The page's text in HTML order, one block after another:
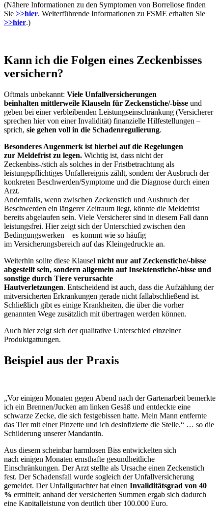
(Nähere Informationen zu den Symptomen von Borreliose finden
Sie >>hier. Weiterführende Informationen zu FSME erhalten Sie
>>hier.)
Kann ich die Folgen eines Zeckenbisses
versichern?
Oftmals unbekannt: Viele Unfallversicherungen
beinhalten mittlerweile Klauseln für Zeckenstiche/-bisse und
geben bei einer verbleibenden Leistungseinschränkung (Versicherer
sprechen hier von einer Invalidität) finanzielle Hilfestellungen –
sprich, sie gehen voll in die Schadenregulierung.
Besonderes Augenmerk ist hierbei auf die Regelungen
zur Meldefrist zu legen. Wichtig ist, dass nicht der
Zeckenbiss-/stich als solches in der Fristbetrachtung als
leistungspflichtiges Unfallereignis zählt, sondern der Ausbruch der
konkreten Beschwerden/Symptome und die Diagnose durch einen
Arzt.
Andernfalls, wenn zwischen Zeckenstich und Ausbruch der
Beschwerden ein längerer Zeitraum liegt, könnte die Meldefrist
bereits abgelaufen sein. Viele Versicherer sind in diesem Fall dann
leistungsfrei. Hier zeigt sich der Unterschied zwischen den
Bedingungswerken – es kommt wie so häufig
im Versicherungsbereich auf das Kleingedruckte an.
Weiterhin sollte diese Klausel nicht nur auf Zeckenstiche/-bisse
abgestellt sein, sondern allgemein auf Insektenstiche/-bisse und
sonstige durch Tiere verursachte
Hautverletzungen. Entscheidend ist auch, dass die Aufzählung der
mitversicherten Erkrankungen gerade nicht fallabschließend ist.
Schließlich gibt es einige Krankheiten, die über die vorher
genannten Wege zusätzlich mit übertragen werden können.
Auch hier zeigt sich der qualitative Unterschied einzelner
Produktgattungen.
Beispiel aus der Praxis
„Vor einigen Monaten gegen Abend nach der Gartenarbeit bemerkte
ich ein Brennen/Jucken am linken Gesäß und entdeckte eine
schwarze Zecke, die sich festgebissen hatte. Mein Mann entfernte
das Tier mit einer Pinzette und ich desinfizierte die Stelle.“ … so die
Schilderung unserer Mandantin.
Aus diesem scheinbar harmlosen Biss entwickelten sich
nach einigen Monaten ernsthafte gesundheitliche
Einschränkungen. Der Arzt stellte als Ursache einen Zeckenstich
fest. Der Schadensfall wurde sogleich der Unfallversicherung
gemeldet. Der Unfallgutachter hat einen Invaliditätsgrad von 40
% ermittelt; anhand der versicherten Summen ergab sich dadurch
eine Kapitalleistung von deutlich über 100.000 Euro.